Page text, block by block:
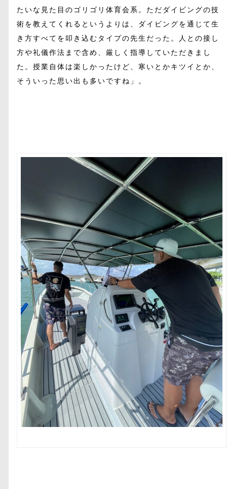
たいな見た目のゴリゴリ体育会系。ただダイビングの技
術を教えてくれるというよりは、ダイビングを通じて生
き方すべてを叩き込むタイプの先生だった。人との接し
方や礼儀作法まで含め、厳しく指導していただきまし
た。授業自体は楽しかったけど、寒いとかキツイとか、
そういった思い出も多いですね」。